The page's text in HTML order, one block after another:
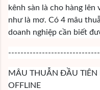
kênh sàn là cho hàng lên
như là mơ. Có 4 mâu
doanh nghiệp cần biết
MÂU THUẪN ĐẦU TIÊN
OFFLINE